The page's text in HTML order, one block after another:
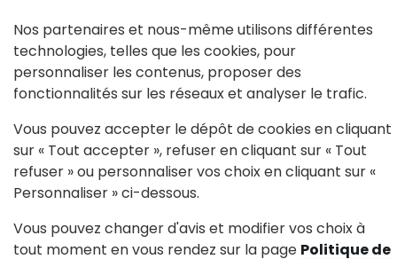
Nos partenaires et nous-même utilisons différentes
technologies, telles que les cookies, pour
personnaliser les contenus, proposer des
fonctionnalités sur les réseaux et analyser le trafic.
Vous pouvez accepter le dépôt de cookies en cliquant
sur « Tout accepter », refuser en cliquant sur « Tout
refuser » ou personnaliser vos choix en cliquant sur «
Personnaliser » ci-dessous.
Vous pouvez changer d'avis et modifier vos choix à
tout moment en vous rendez sur la page Politique de
Bulletin municipal juin 2024
Mis à jour le 05 Août 2025
Voir toutes les actualités